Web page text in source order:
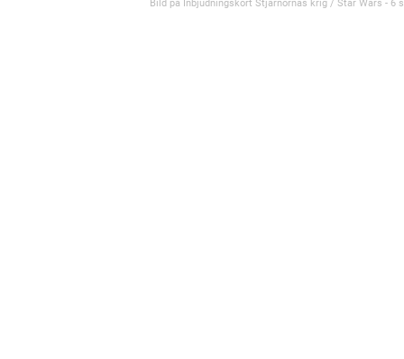
Bild på Inbjudningskort Stjärnornas krig / Star Wars - 6